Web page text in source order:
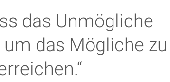
das Unmögliche
das Mögliche zu